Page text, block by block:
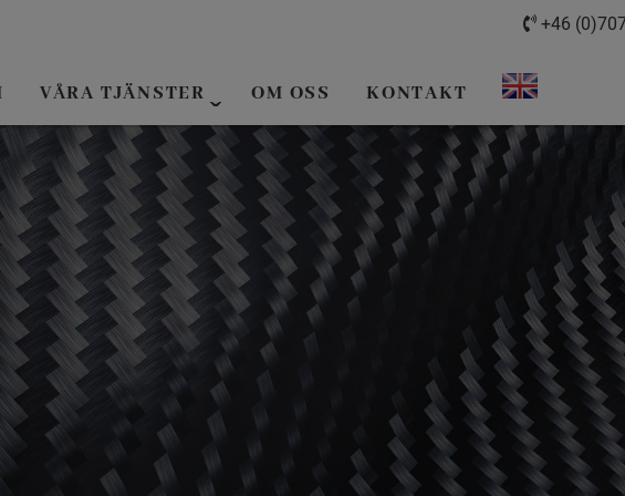
+46
VÅRA TJÄNSTER OM OSS KONTAKT